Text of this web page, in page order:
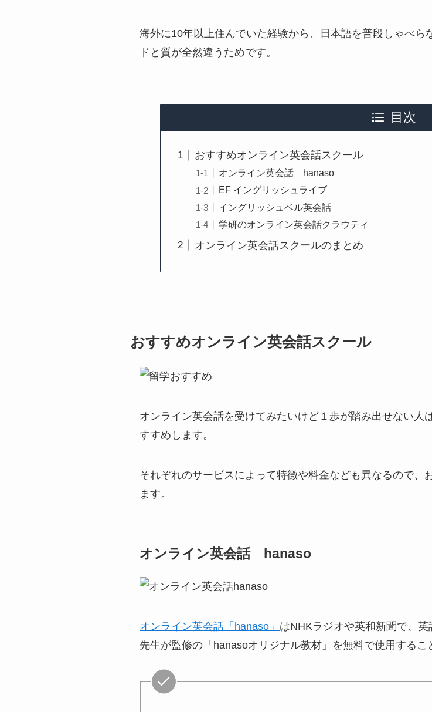
海外に10年以上住んでいた経験から、日本語を普段しゃべ
ドと質が全然違うためです。
目次
おすすめオンライン英会話スクール
オンライン英会話 hanaso
EF イングリッシュライブ
イングリッシュベル英会話
学研のオンライン英会話クラウティ
オンライン英会話スクールのまとめ
おすすめオンライン英会話スクール
オンライン英会話を受けてみたいけど１歩が踏み出せない人
すすめします。
それぞれのサービスによって特徴や料金なども異なるので、
ます。
オンライン英会話 hanaso
オンライン英会話「hanaso」 はNHKラジオや英和新聞で、
先生が監修の「hanasoオリジナル教材」を無料で使用するこ